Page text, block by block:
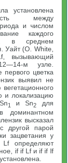
установлена
между
и числом
каждого
в среднем
Уайт (О. White,
вызывающий
м узле.
цветка
выявил не
и локализацию
1 и Sn2
для
доминантном
высказал
другой парой
зацветания у
Lf определяют
if if Lf и if if lf